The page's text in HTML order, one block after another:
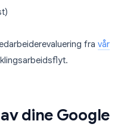
fra vår
dine Google